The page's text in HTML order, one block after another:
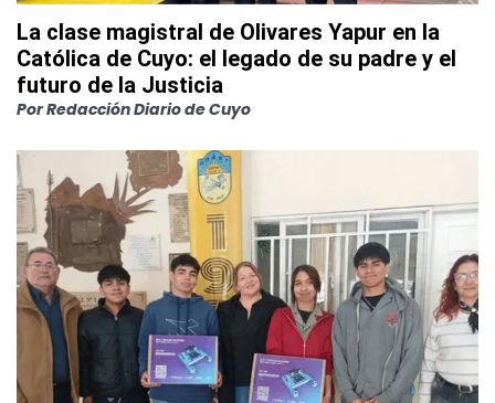
La clase magistral de Olivares Yapur en la
Católica de Cuyo: el legado de su padre y el
futuro de la Justicia
PorRedacción Diario de Cuyo